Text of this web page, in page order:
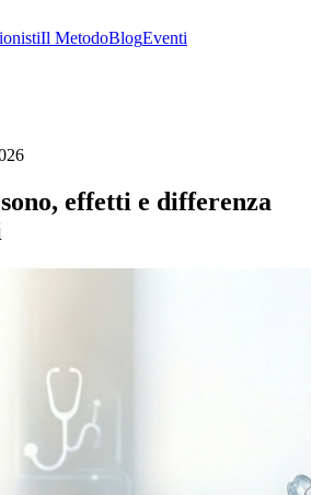
Il MetodoBlogEventi
effetti e differenza